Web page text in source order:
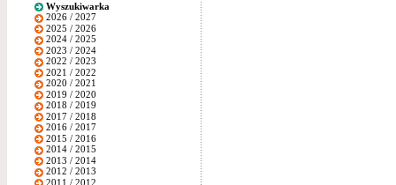
Wyszukiwarka
2026 / 2027
2025 / 2026
2024 / 2025
2023 / 2024
2022 / 2023
2021 / 2022
2020 / 2021
2019 / 2020
2018 / 2019
2017 / 2018
2016 / 2017
2015 / 2016
2014 / 2015
2013 / 2014
2012 / 2013
2011 / 2012